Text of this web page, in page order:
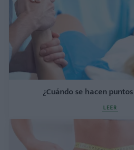
¿Cuándo se hacen
LEER